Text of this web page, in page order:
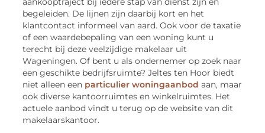
begeleiden. De lijnen zijn daarbij kort en het
klantcontact informeel van aard. Ook voor de taxatie
of een waardebepaling van een woning kunt u
terecht bij deze veelzijdige makelaar uit
Wageningen. Of bent u als ondernemer op zoek naar
een geschikte bedrijfsruimte? Jeltes ten Hoor biedt
niet alleen een particulier woningaanbod aan, maar
ook diverse kantoorruimtes en winkelruimtes. Het
actuele aanbod vindt u terug op de website van dit
makelaarskantoor.